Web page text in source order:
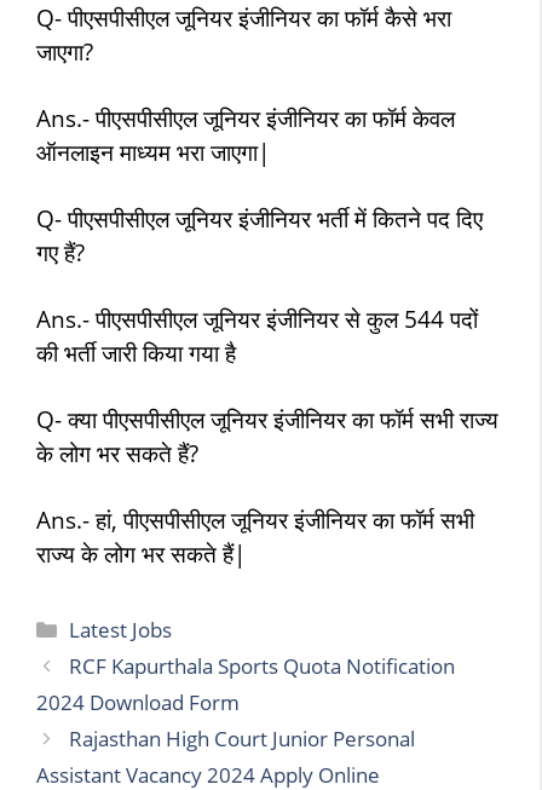
Q- पीएसपीसीएल जूनियर इंजीनियर का फॉर्म कैसे भरा
जाएगा?
Ans.- पीएसपीसीएल जूनियर इंजीनियर का फॉर्म केवल
ऑनलाइन माध्यम भरा जाएगा|
Q- पीएसपीसीएल जूनियर इंजीनियर भर्ती में कितने पद दिए
गए हैं?
Ans.- पीएसपीसीएल जूनियर इंजीनियर से कुल 544 पदों
की भर्ती जारी किया गया है
Q- क्या पीएसपीसीएल जूनियर इंजीनियर का फॉर्म सभी राज्य
के लोग भर सकते हैं?
Ans.- हां, पीएसपीसीएल जूनियर इंजीनियर का फॉर्म सभी
राज्य के लोग भर सकते हैं|
Categories
Latest Jobs
RCF Kapurthala Sports Quota Notification
2024 Download Form
Rajasthan High Court Junior Personal
Assistant Vacancy 2024 Apply Online